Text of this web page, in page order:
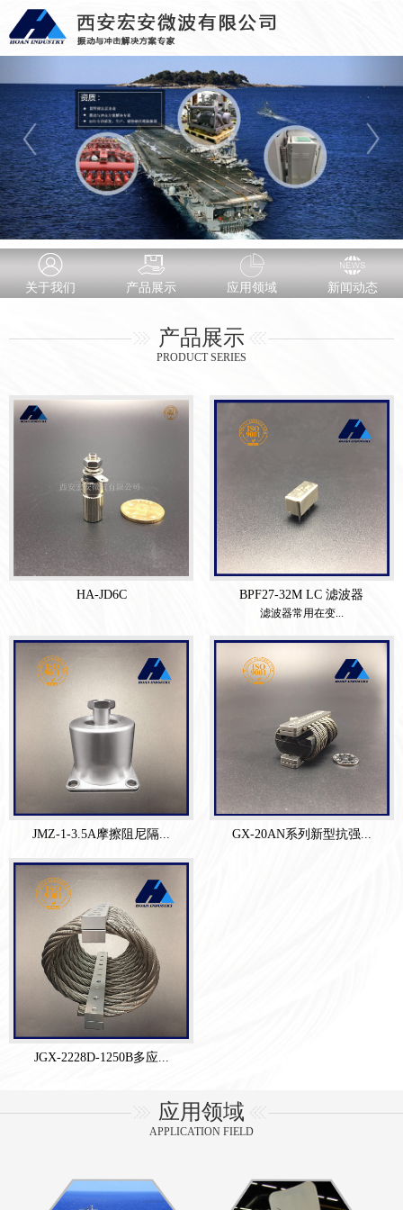
关于我们 产品展示 应用领域 新闻动态
产品展示
PRODUCT SERIES
HA-JD6C BPF27-32M LC 滤波器
滤波器常用在变...
JMZ-1-3.5A摩擦阻尼隔... GX-20AN系列新型抗强...
JGX-2228D-1250B多应...
应用领域
APPLICATION FIELD